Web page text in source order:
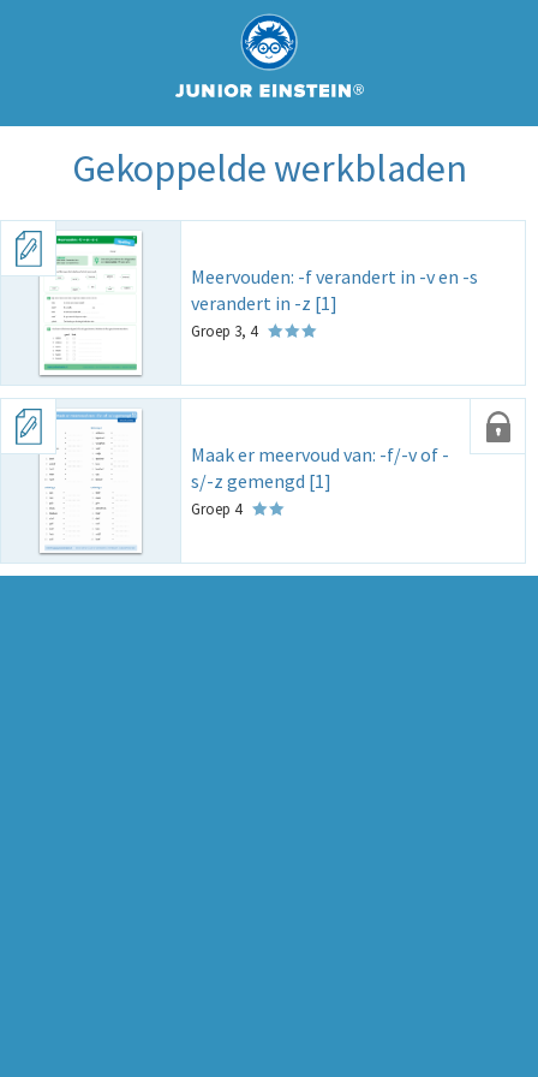
Gekoppelde werkbladen
Meervouden: -f verandert in -v en -s
verandert in -z [1]
Groep 3, 4
Maak er meervoud van: -f/-v of -
s/-z gemengd [1]
Groep 4